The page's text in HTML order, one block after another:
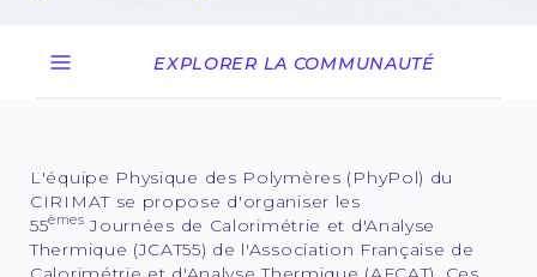
EXPLORER LA COMMUNAUTÉ
L'équipe Physique des Polymères (PhyPol) du
CIRIMAT se propose d'organiser les
55èmes Journées de Calorimétrie et d'Analyse
Thermique (JCAT55) de l'Association Française de